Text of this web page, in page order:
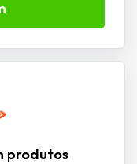
produtos